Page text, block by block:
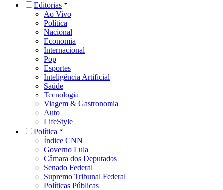
Editorias
Ao Vivo
Política
Nacional
Economia
Internacional
Pop
Esportes
Inteligência Artificial
Saúde
Tecnologia
Viagem & Gastronomia
Auto
LifeStyle
Política
Índice CNN
Governo Lula
Câmara dos Deputados
Senado Federal
Supremo Tribunal Federal
Políticas Públicas